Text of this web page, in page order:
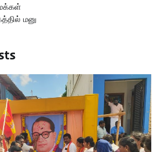
மனு